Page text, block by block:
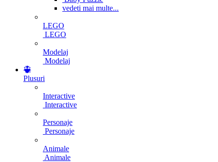
vedeti mai multe...
LEGO
LEGO
Modelaj
Modelaj
Plusuri
Interactive
Interactive
Personaje
Personaje
Animale
Animale